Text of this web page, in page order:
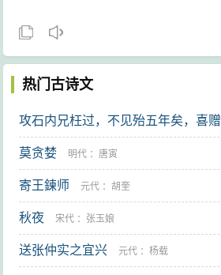
热门古诗文
攻石内兄枉过，不见殆五年矣，喜赠
莫贪婪 明代 ： 唐寅
寄王鍊师 元代 ：胡奎
秋夜 宋代 ： 张玉娘
送张仲实之宜兴 元代 ：杨载